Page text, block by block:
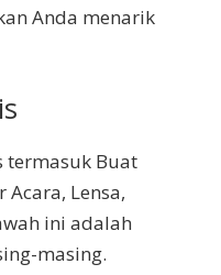
Anda menarik
termasuk Buat
Lensa,
ini adalah
masing.